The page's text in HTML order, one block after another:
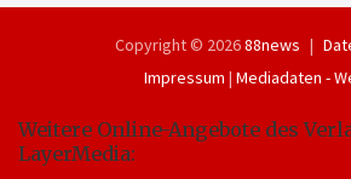
Copyright © 202688news
Impressum | Mediadaten -
Weitere Online-Angebote des
LayerMedia: